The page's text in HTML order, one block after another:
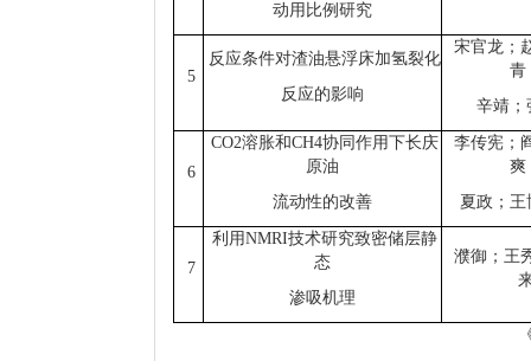
动用比例研究
5
反应条件对渣油悬浮床加氢裂化
反应的影响
宋官龙；
青
辛靖；
6
CO2溶胀和CH4协同作用下长庆
原油
流动性的改善
李传宪；
爽
夏政；王
7
利用NMRI技术研究致密储层静
态
渗吸机理
濮御；王